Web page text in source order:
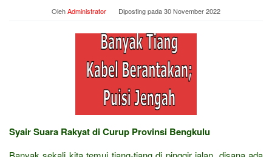
OlehAdministrator Diposting pada30 November 2022
Syair Suara Rakyat di Curup Provinsi Bengkulu